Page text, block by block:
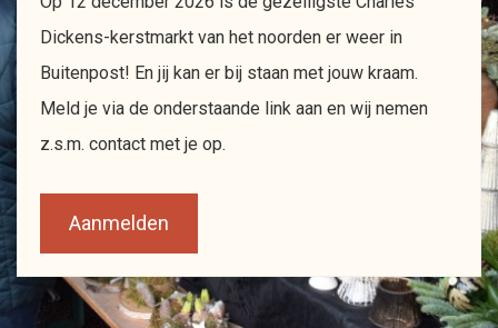
Dickens-kerstmarkt van het noorden er weer in
Buitenpost! En jij kan er bij staan met jouw kraam.
Meld je via de onderstaande link aan en wij nemen
z.s.m. contact met je op.
Aanmelden